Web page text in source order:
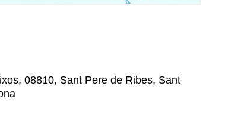
08810, Sant Pere de Ribes, Sant